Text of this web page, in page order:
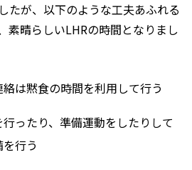
たが、以下のような工夫あふれる
素晴らしいLHRの時間となりまし
は黙食の時間を利用して行う
ったり、準備運動をしたりして
行う